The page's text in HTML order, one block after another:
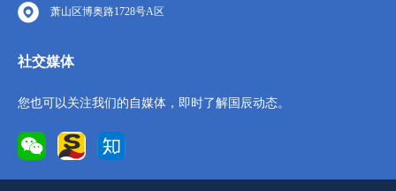
萧山区博奥路1728号A区
社交媒体
您也可以关注我们的自媒体，即时了解国辰动态。